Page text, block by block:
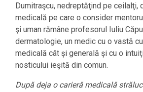
Dumitraşcu, nedreptăţind pe ceilalţi,
medicală pe care o consider
şi uman rămâne profesorul Iuliu
dermatologie, un medic cu o vastă
medicală cât şi generală şi cu o
nosticului ieşită din comun.
După deja o carieră medicală